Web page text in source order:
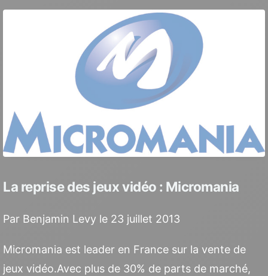
La reprise des jeux vidéo : Micromania
Par Benjamin Levy le 23 juillet 2013
Micromania est leader en France sur la vente de
jeux vidéo.Avec plus de 30% de parts de marché,